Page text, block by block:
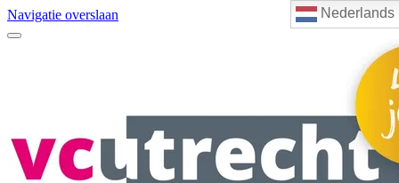
Nederlands
Navigatie overslaan